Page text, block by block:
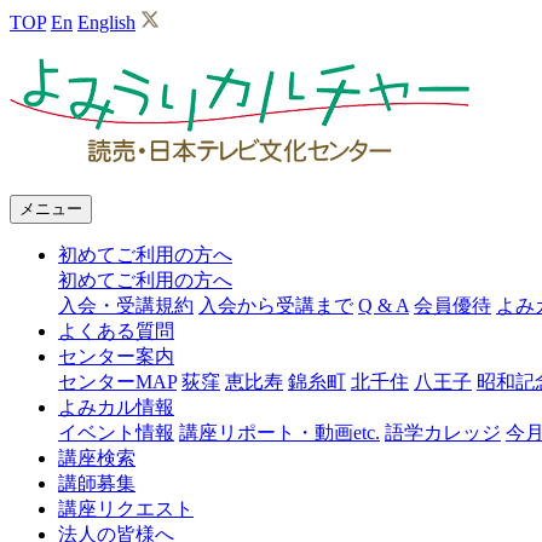
TOP En English
チ
ー
メニュー
初めてご利用の方へ
初めてご利用の方へ
入会・受講規約 入会から受講まで Q & A 会員優待 よみ
よくある質問
センター案内
センターMAP 荻窪 恵比寿 錦糸町 北千住 八王子 昭和記
よみカル情報
イベント情報 講座リポート・動画etc. 語学カレッジ 今
講座検索
講師募集
講座リクエスト
法人の皆様へ